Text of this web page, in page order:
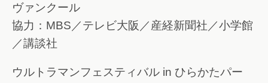
ヴァンクール
協力：MBS／テレビ大阪／産経新聞社／小学館
／講談社
ウルトラマンフェスティバル in ひらかたパー